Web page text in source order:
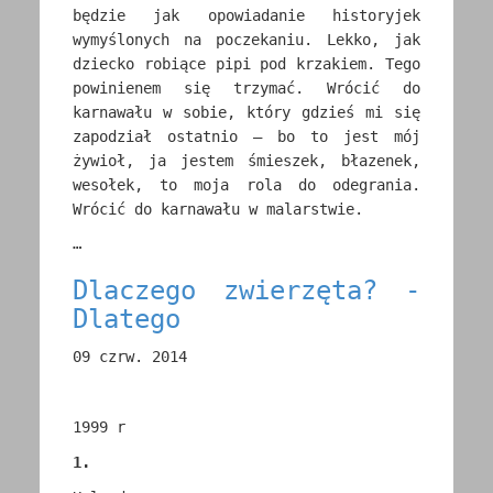
będzie jak opowiadanie historyjek
wymyślonych na poczekaniu. Lekko, jak
dziecko robiące pipi pod krzakiem. Tego
powinienem się trzymać. Wrócić do
karnawału w sobie, który gdzieś mi się
zapodział ostatnio – bo to jest mój
żywioł, ja jestem śmieszek, błazenek,
wesołek, to moja rola do odegrania.
Wrócić do karnawału w malarstwie.
…
Dlaczego zwierzęta? -
Dlatego
09 czrw. 2014
1999 r
1.